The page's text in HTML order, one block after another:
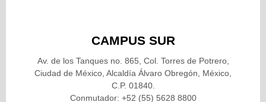
CAMPUS SUR
Av. de los Tanques no. 865, Col. Torres de Potrero,
Ciudad de México, Alcaldía Álvaro Obregón, México,
C.P. 01840.
Conmutador: +52 (55) 5628 8800